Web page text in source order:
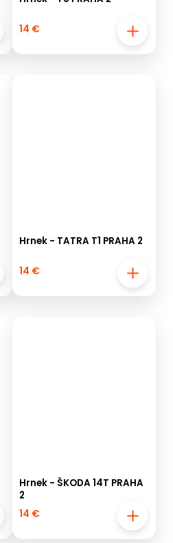
14 €
Hrnek - TATRA T1 PRAHA 2
14 €
Hrnek - ŠKODA 14T PRAHA
2
14 €